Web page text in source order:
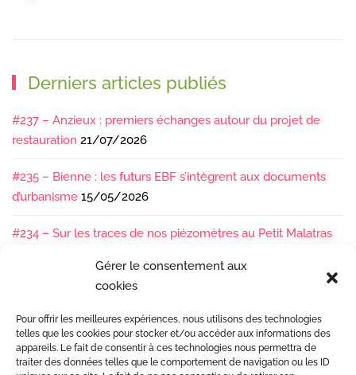
Gérer le consentement aux
cookies
Pour offrir les meilleures expériences, nous utilisons des technologies
telles que les cookies pour stocker et/ou accéder aux informations des
appareils. Le fait de consentir à ces technologies nous permettra de
traiter des données telles que le comportement de navigation ou les ID
Derniers articles publiés
#237 – Anzieux : premiers échanges autour du projet de
restauration 21/07/2026
#235 – Bienne : les futurs EBF s’intègrent aux documents
d’urbanisme 15/05/2026
#234 – Sur les traces de nos piézomètres au Petit Malatras
#233 – Les sédiments, ça se suit en équipe !
#232 – Sur le terrain avec l’Isère : ça bouge sous nos pieds !
07/04/2026